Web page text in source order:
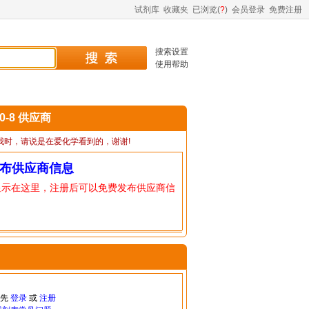
试剂库 收藏夹 已浏览(?) 会员登录 免费注册
搜索设置
使用帮助
8 供应商
时，请说是在爱化学看到的，谢谢!
供应商信息
在这里，注册后可以免费发布供应商信
登录或 注册